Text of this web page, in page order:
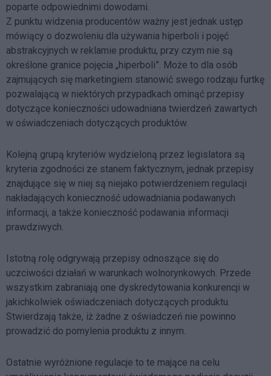
poparte odpowiednimi dowodami.
Z punktu widzenia producentów ważny jest jednak ustęp
mówiący o dozwoleniu dla używania hiperboli i pojęć
abstrakcyjnych w reklamie produktu, przy czym nie są
określone granice pojęcia „hiperboli”. Może to dla osób
zajmujących się marketingiem stanowić swego rodzaju furtkę
pozwalającą w niektórych przypadkach ominąć przepisy
dotyczące konieczności udowadniana twierdzeń zawartych
w oświadczeniach dotyczących produktów.
Kolejną grupą kryteriów wydzieloną przez legislatora są
kryteria zgodności ze stanem faktycznym, jednak przepisy
znajdujące się w niej są niejako potwierdzeniem regulacji
nakładających konieczność udowadniania podawanych
informacji, a także konieczność podawania informacji
prawdziwych.
Istotną rolę odgrywają przepisy odnoszące się do
uczciwości działań w warunkach wolnorynkowych. Przede
wszystkim zabraniają one dyskredytowania konkurencji w
jakichkolwiek oświadczeniach dotyczących produktu.
Stwierdzają także, iż żadne z oświadczeń nie powinno
prowadzić do pomylenia produktu z innym.
Ostatnie wyróżnione regulacje to te mające na celu